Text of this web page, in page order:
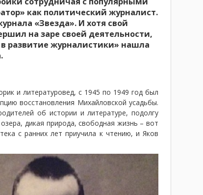
как политический журналист.
«Звезда». И хотя свой
на заре своей деятельности,
в развитие журналистики» нашла
и литературовед, с 1945 по 1949 год был
восстановления Михайловской усадьбы.
об истории и литературе, подолгу
дикая природа, свободная жизнь – вот
с ранних лет приучила к чтению, и Яков